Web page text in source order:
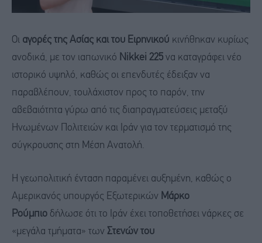
Οι αγορές της Ασίας και του Ειρηνικού κινήθηκαν κυρίως
ανοδικά, με τον ιαπωνικό Nikkei 225 να καταγράφει νέο
ιστορικό υψηλό, καθώς οι επενδυτές έδειξαν να
παραβλέπουν, τουλάχιστον προς το παρόν, την
αβεβαιότητα γύρω από τις διαπραγματεύσεις μεταξύ
Ηνωμένων Πολιτειών και Ιράν για τον τερματισμό της
σύγκρουσης στη Μέση Ανατολή.
Η γεωπολιτική ένταση παραμένει αυξημένη, καθώς ο
Αμερικανός υπουργός Εξωτερικών Μάρκο
Ρούμπιο δήλωσε ότι το Ιράν έχει τοποθετήσει νάρκες σε
«μεγάλα τμήματα» των Στενών του